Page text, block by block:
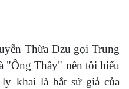
Thừa Dzu gọi Trung
"Ông Thầy" nên tôi hiểu
khai là bắt sứ giả của